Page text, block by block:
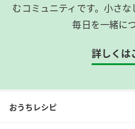
むコミュニティです。​小さ
毎日を一緒に
詳しくは
おうちレシピ